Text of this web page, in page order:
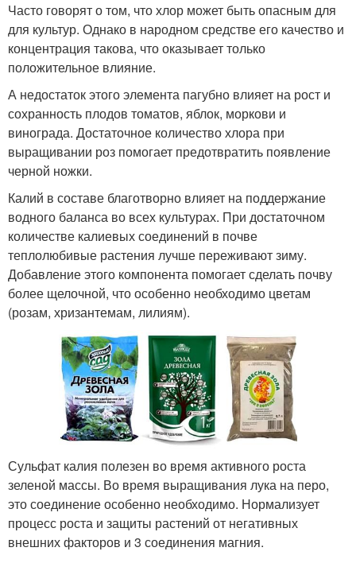
Часто говорят о том, что хлор может быть опасным для
для культур. Однако в народном средстве его качество и
концентрация такова, что оказывает только
положительное влияние.
А недостаток этого элемента пагубно влияет на рост и
сохранность плодов томатов, яблок, моркови и
винограда. Достаточное количество хлора при
выращивании роз помогает предотвратить появление
черной ножки.
Калий в составе благотворно влияет на поддержание
водного баланса во всех культурах. При достаточном
количестве калиевых соединений в почве
теплолюбивые растения лучше переживают зиму.
Добавление этого компонента помогает сделать почву
более щелочной, что особенно необходимо цветам
(розам, хризантемам, лилиям).
Сульфат калия полезен во время активного роста
зеленой массы. Во время выращивания лука на перо,
это соединение особенно необходимо. Нормализует
процесс роста и защиты растений от негативных
внешних факторов и 3 соединения магния.